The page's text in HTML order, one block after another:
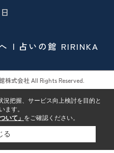
占いの館 RIRINKA
株式会社 All Rights Reserved.
把握、サービス向上検討を目的と
ます。
いて」 をご確認ください。
る